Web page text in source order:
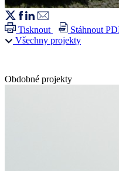
Tisknout
Stáhnout
Všechny projekty
Obdobné projekty